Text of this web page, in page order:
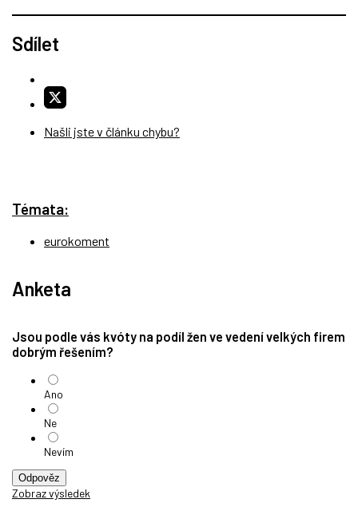
Sdílet
Našli jste v článku chybu?
Témata:
eurokoment
Anketa
Jsou podle vás kvóty na podíl žen ve vedení velkých firem
dobrým řešením?
Ano
Ne
Nevím
Odpověz
Zobraz výsledek